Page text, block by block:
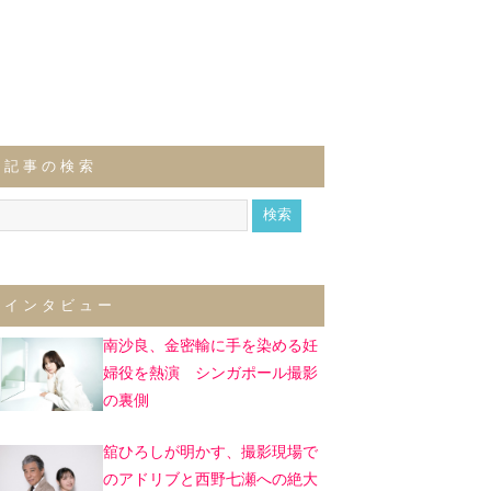
記事の検索
インタビュー
南沙良、金密輸に手を染める妊
婦役を熱演 シンガポール撮影
の裏側
舘ひろしが明かす、撮影現場で
のアドリブと西野七瀬への絶大